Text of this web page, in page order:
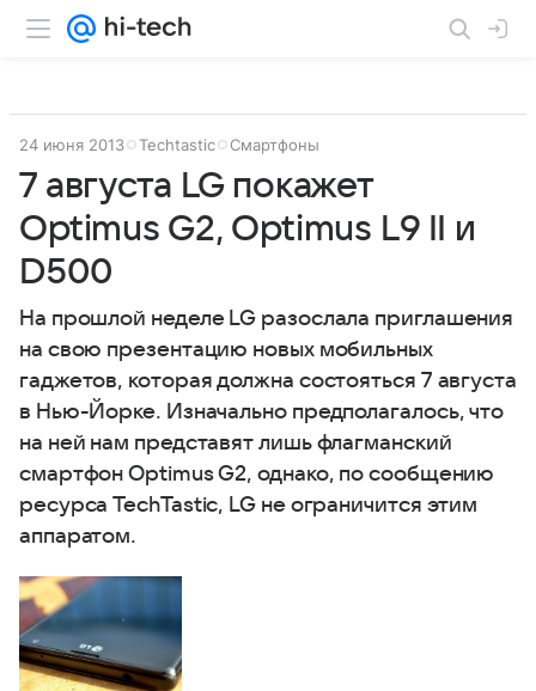
24 июня 2013 Techtastic Смартфоны
7 августа LG покажет
Optimus G2, Optimus L9 II и
D500
На прошлой неделе LG разослала приглашения
на свою презентацию новых мобильных
гаджетов, которая должна состояться 7 августа
в Нью-Йорке. Изначально предполагалось, что
на ней нам представят лишь флагманский
смартфон Optimus G2, однако, по сообщению
ресурса TechTastic, LG не ограничится этим
аппаратом.